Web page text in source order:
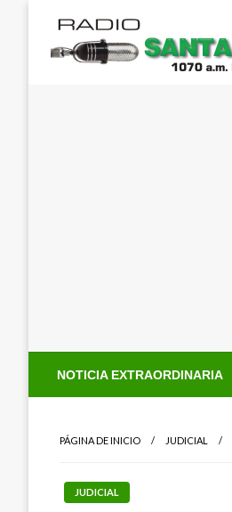
contenido
NOTICIA EXTRAORDINARIA
PÁGINA DE INICIO JUDICIAL
JUDICIAL